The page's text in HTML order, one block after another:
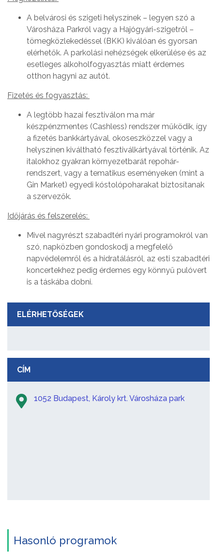
A belvárosi és szigeti helyszínek – legyen szó a
Városháza Parkról vagy a Hajógyári-szigetről –
tömegközlekedéssel (BKK) kiválóan és gyorsan
elérhetők. A parkolási nehézségek elkerülése és az
esetleges alkoholfogyasztás miatt érdemes
otthon hagyni az autót.
Fizetés és fogyasztás:
A legtöbb hazai fesztiválon ma már
készpénzmentes (Cashless) rendszer működik, így
a fizetés bankkártyával, okoseszközzel vagy a
helyszínen kiváltható fesztiválkártyával történik. Az
italokhoz gyakran környezetbarát repohár-
rendszert, vagy a tematikus eseményeken (mint a
Gin Market) egyedi kóstolópoharakat biztosítanak
a szervezők.
Időjárás és felszerelés:
Mivel nagyrészt szabadtéri nyári programokról van
szó, napközben gondoskodj a megfelelő
napvédelemről és a hidratálásról, az esti szabadtéri
koncertekhez pedig érdemes egy könnyű pulóvert
is a táskába dobni.
ELÉRHETŐSÉGEK
CÍM
1052 Budapest, Károly krt. Városháza park
Hasonló programok